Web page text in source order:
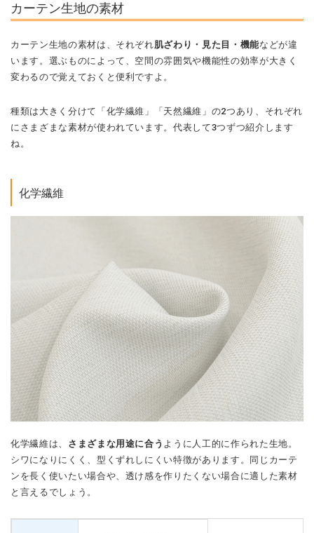
カーテン生地の素材
カーテン生地の素材は、それぞれ肌ざわり・見た目・機能などが違
います。選ぶものによって、空間の雰囲気や機能性の効率が大きく
変わるので覚えておくと便利ですよ。
種類は大きく分けて「化学繊維」「天然繊維」の2つあり、それぞれ
にさまざまな素材が使われています。代表して3つずつ紹介します
ね。
化学繊維
化学繊維は、 さまざまな用途に合う ように人工的に作られた生地。
シワになりにくく、型くずれしにくい特徴があります。同じカーテ
ンを長く使いたい場合や、透け感を作りたくない場合に適した素材
と言えるでしょう。